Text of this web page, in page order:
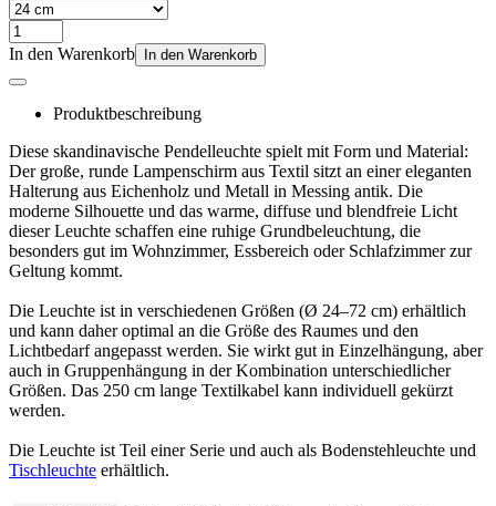
In den Warenkorb In den Warenkorb
Produktbeschreibung
Diese skandinavische Pendelleuchte spielt mit Form und Material:
Der große, runde Lampenschirm aus Textil sitzt an einer eleganten
Halterung aus Eichenholz und Metall in Messing antik. Die
moderne Silhouette und das warme, diffuse und blendfreie Licht
dieser Leuchte schaffen eine ruhige Grundbeleuchtung, die
besonders gut im Wohnzimmer, Essbereich oder Schlafzimmer zur
Geltung kommt.
Die Leuchte ist in verschiedenen Größen (Ø 24–72 cm) erhältlich
und kann daher optimal an die Größe des Raumes und den
Lichtbedarf angepasst werden. Sie wirkt gut in Einzelhängung, aber
auch in Gruppenhängung in der Kombination unterschiedlicher
Größen. Das 250 cm lange Textilkabel kann individuell gekürzt
werden.
Die Leuchte ist Teil einer Serie und auch als Bodenstehleuchte und
Tischleuchte erhältlich.